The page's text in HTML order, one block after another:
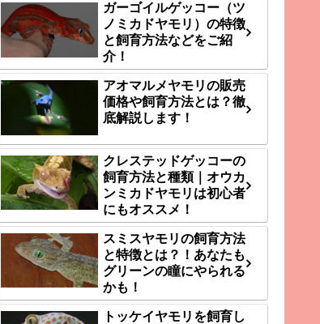
ガーゴイルゲッコー（ツ
ノミカドヤモリ）の特徴
と飼育方法などをご紹
介！
アオマルメヤモリの販売
価格や飼育方法とは？徹
底解説します！
クレステッドゲッコーの
飼育方法と種類｜オウカ
ンミカドヤモリは初心者
にもオススメ！
スミスヤモリの飼育方法
と特徴とは？！あなたも
グリーンの瞳にやられる
かも！
トッケイヤモリを飼育し